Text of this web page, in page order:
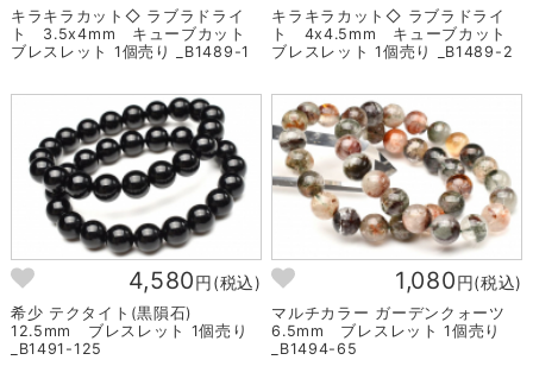
キラキラカット◇ ラブラドライ
ト 3.5x4mm キューブカット
ブレスレット 1個売り _B1489-1
キラキラカット◇ ラブラドライ
ト 4x4.5mm キューブカット
ブレスレット 1個売り _B1489-2
4,580円(税込)
希少 テクタイト(黒隕石)
12.5mm ブレスレット 1個売り
_B1491-125
1,080円(税込)
マルチカラー ガーデンクォーツ
6.5mm ブレスレット 1個売り
_B1494-65